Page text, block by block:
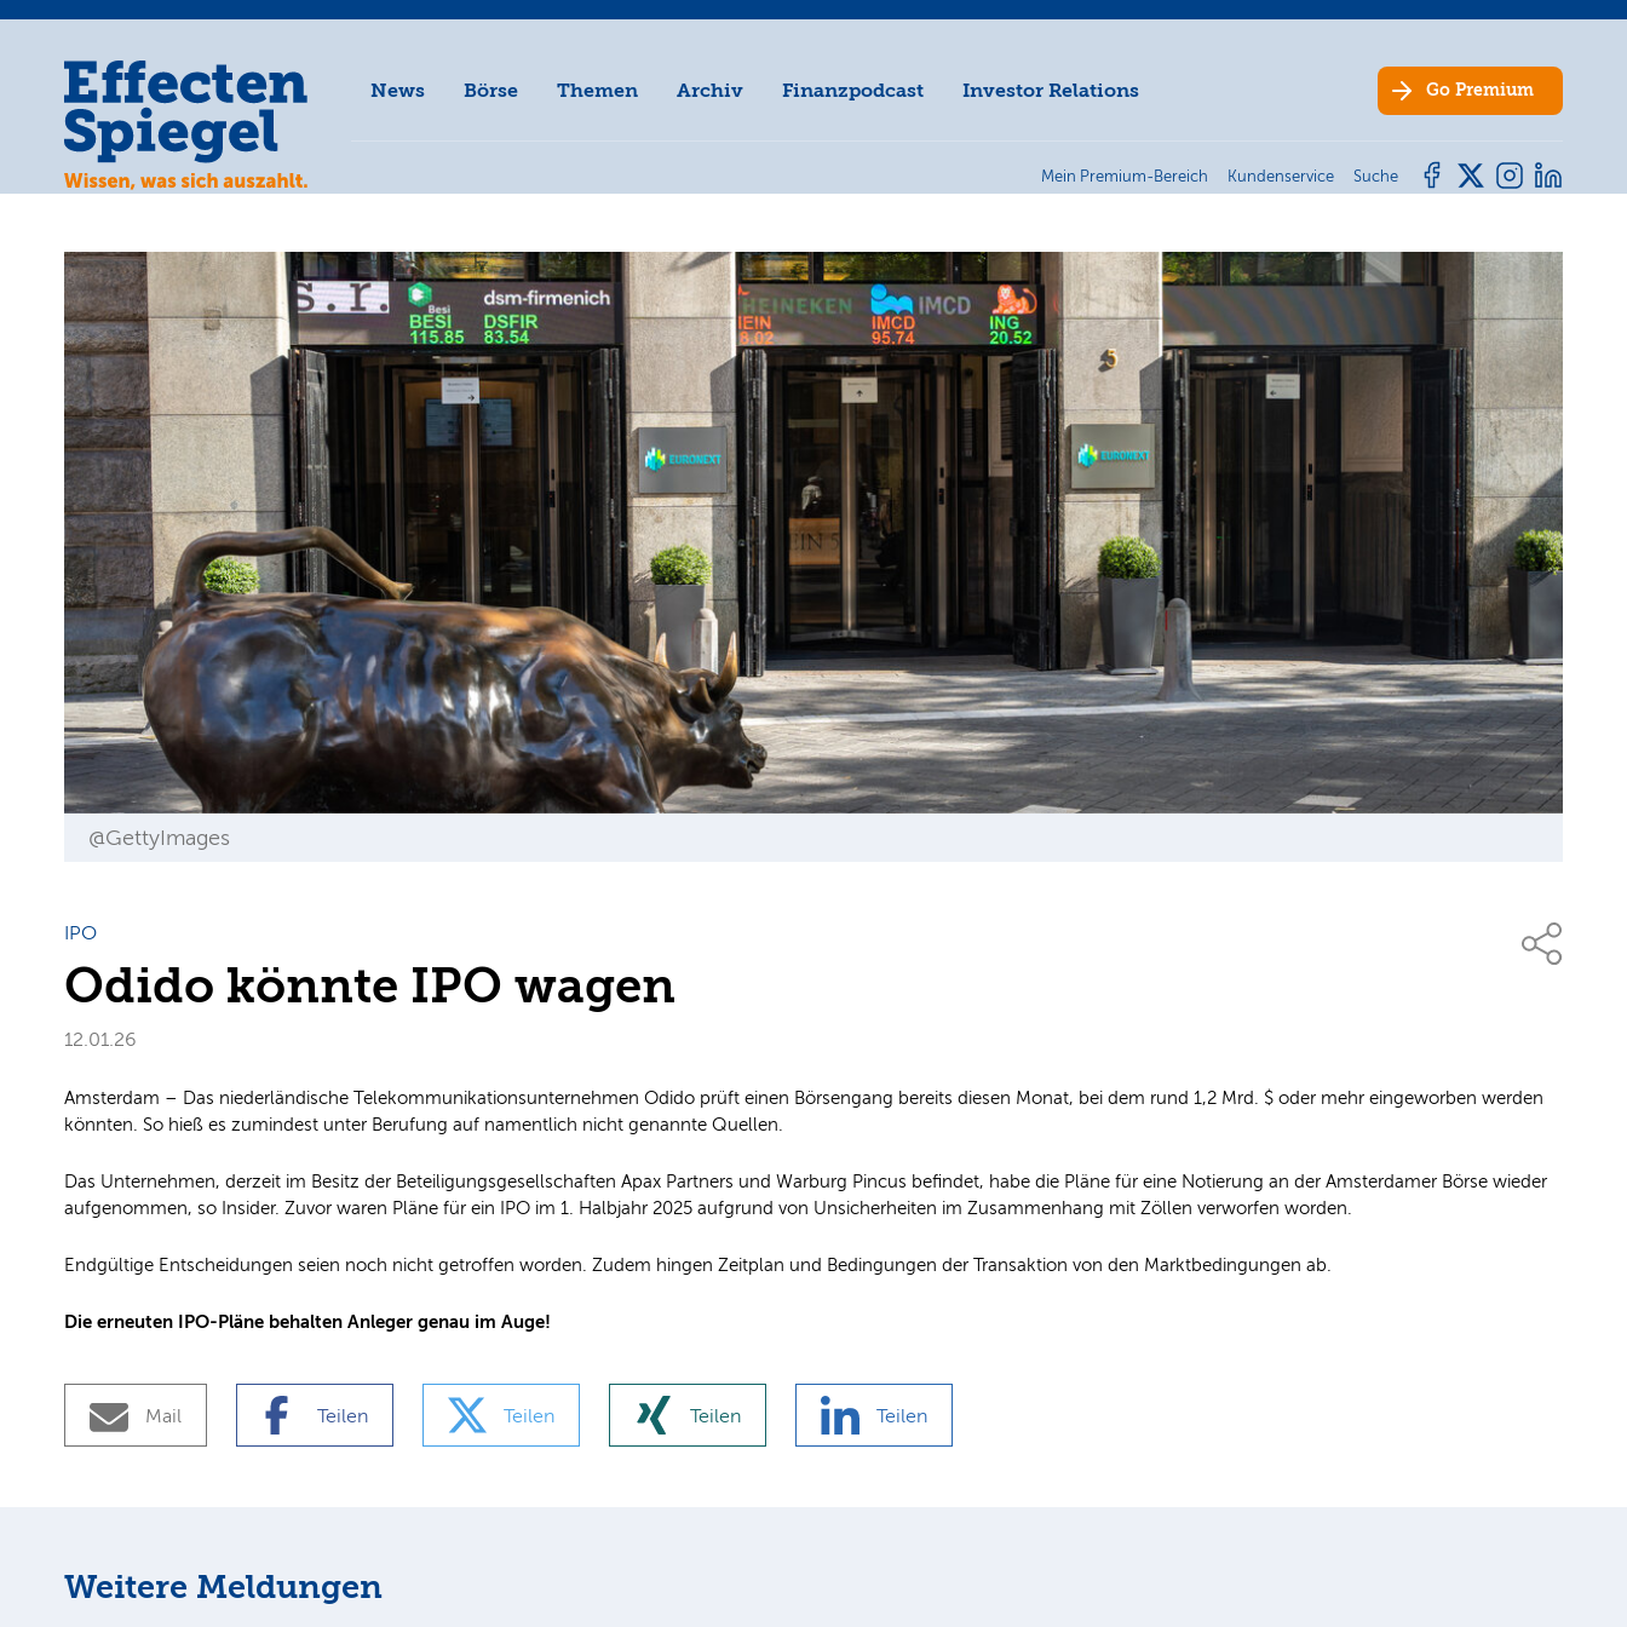
News Börse Themen Archiv Finanzpodcast Investor Relations Go Premium
Mein Premium-Bereich Kundenservice Suche
@GettyImages
IPO
Odido könnte IPO wagen
12.01.26
Amsterdam – Das niederländische Telekommunikationsunternehmen Odido prüft einen Börsengang bereits diesen Monat, bei dem rund 1,2 Mrd. $ oder mehr eingeworben werden
könnten. So hieß es zumindest unter Berufung auf namentlich nicht genannte Quellen.
Das Unternehmen, derzeit im Besitz der Beteiligungsgesellschaften Apax Partners und Warburg Pincus befindet, habe die Pläne für eine Notierung an der Amsterdamer Börse wieder
aufgenommen, so Insider. Zuvor waren Pläne für ein IPO im 1. Halbjahr 2025 aufgrund von Unsicherheiten im Zusammenhang mit Zöllen verworfen worden.
Endgültige Entscheidungen seien noch nicht getroffen worden. Zudem hingen Zeitplan und Bedingungen der Transaktion von den Marktbedingungen ab.
Die erneuten IPO-Pläne behalten Anleger genau im Auge!
Mail Teilen Teilen Teilen Teilen
Weitere Meldungen